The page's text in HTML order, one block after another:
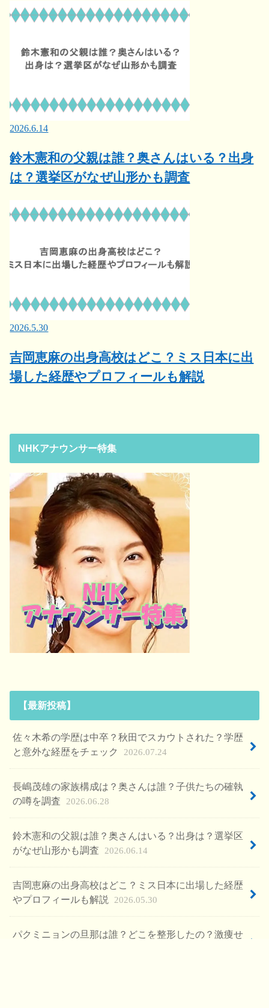
2026.6.14
鈴木憲和の父親は誰？奥さんはいる？出身
は？選挙区がなぜ山形かも調査
2026.5.30
吉岡恵麻の出身高校はどこ？ミス日本に出
場した経歴やプロフィールも解説
NHKアナウンサー特集
【最新投稿】
佐々木希の学歴は中卒？秋田でスカウトされた？学歴
と意外な経歴をチェック
2026.07.24
長嶋茂雄の家族構成は？奥さんは誰？子供たちの確執
の噂を調査
2026.06.28
鈴木憲和の父親は誰？奥さんはいる？出身は？選挙区
がなぜ山形かも調査
2026.06.14
吉岡恵麻の出身高校はどこ？ミス日本に出場した経歴
やプロフィールも解説
2026.05.30
パクミニョンの旦那は誰？どこを整形したの？激痩せ